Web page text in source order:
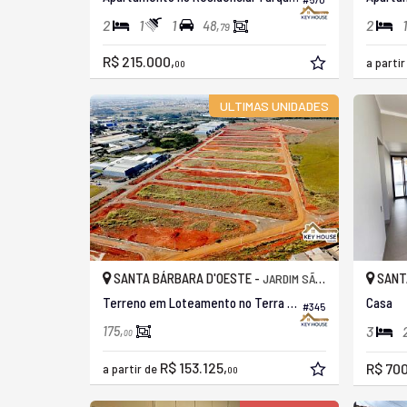
2 1 1 48,79
R$ 215.000,00
2 1
a
ULTIMAS UNIDADES
#345
SANTA BÁRBARA D'OESTE - JARDIM SÃO FRANCISCO
Terreno em Loteamento no Terra Santa
175,00
a partir de R$ 153.125,00
Casa
3
R$